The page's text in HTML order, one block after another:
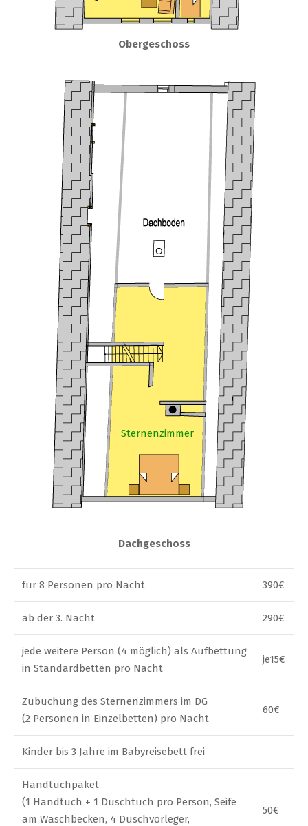
Obergeschoss
Sternenzimmer
Dachgeschoss
für 8 Personen pro Nacht 390€
ab der 3. Nacht 290€
jede weitere Person (4 möglich) als Aufbettung
in Standardbetten pro Nacht
je15€
Zubuchung des Sternenzimmers im DG
(2 Personen in Einzelbetten) pro Nacht
60€
Kinder bis 3 Jahre im Babyreisebett frei
Handtuchpaket
(1 Handtuch + 1 Duschtuch pro Person, Seife
am Waschbecken, 4 Duschvorleger,
50€